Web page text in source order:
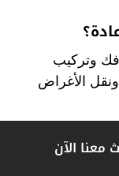
فك وتركيب
الأغراض
الجودة؟
معنا الآن